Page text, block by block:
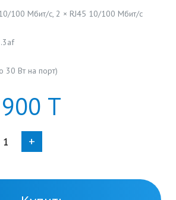
100 Мбит/с, 2 × RJ45 10/100 Мбит/с
30 Вт на порт)
900 Т
+